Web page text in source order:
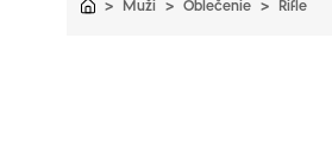
> Muži > Oblečenie > Rifle